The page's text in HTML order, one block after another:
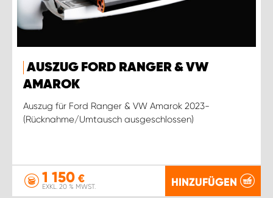
AUSZUG FORD RANGER & VW
AMAROK
Auszug für Ford Ranger & VW Amarok 2023-
(Rücknahme/Umtausch ausgeschlossen)
1 150 €
EXKL. 20 % MWST. HINZUFÜGEN